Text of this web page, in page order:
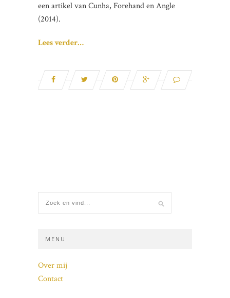
een artikel van Cunha, Forehand en Angle
(2014).
Lees verder…
MENU
Over mij
Contact